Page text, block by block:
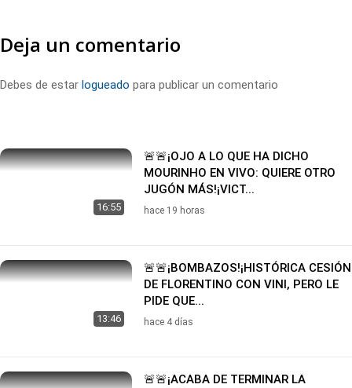
Deja un comentario
Debes de estar logueado para publicar un comentario
16:55
🚨🚨¡OJO A LO QUE HA DICHO
MOURINHO EN VIVO: QUIERE OTRO
JUGÓN MÁS!¡VICT...
hace 19 horas
13:46
🚨🚨¡BOMBAZOS!¡HISTÓRICA CESIÓN
DE FLORENTINO CON VINI, PERO LE
PIDE QUE...
hace 4 días
🚨🚨¡ACABA DE TERMINAR LA